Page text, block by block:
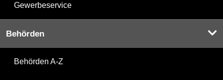
Gewerbeservice
Behörden
Behörden A-Z